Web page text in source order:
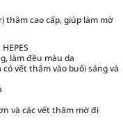
thâm cao cấp, giúp làm mờ
làm đều màu da
vết thâm vào buổi sáng và
và các vết thâm mờ đi